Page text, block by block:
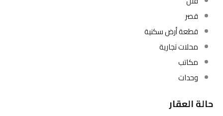
قصر
قطعة أرض سكنية
محلات تجارية
مكاتب
وحدات
حالة العقار